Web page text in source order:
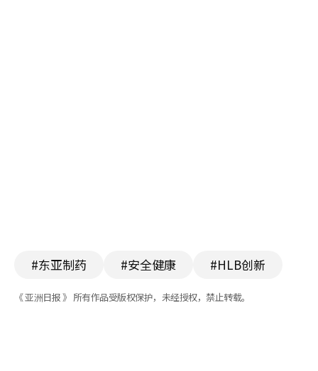
#东亚制药 #安全健康 #HLB创新
《 亚洲日报 》 所有作品受版权保护，未经授权，禁止转载。